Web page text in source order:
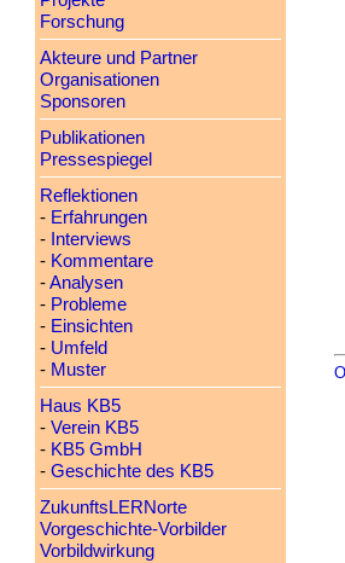
Forschung
Akteure und Partner
Organisationen
Sponsoren
Publikationen
Pressespiegel
Reflektionen
- Erfahrungen
- Interviews
- Kommentare
-Analysen
- Probleme
- Einsichten
- Umfeld
- Muster
Haus KB5
- Verein KB5
- KB5 GmbH
- Geschichte des KB5
ZukunftsLERNorte
Vorgeschichte-Vorbilder
Vorbildwirkung